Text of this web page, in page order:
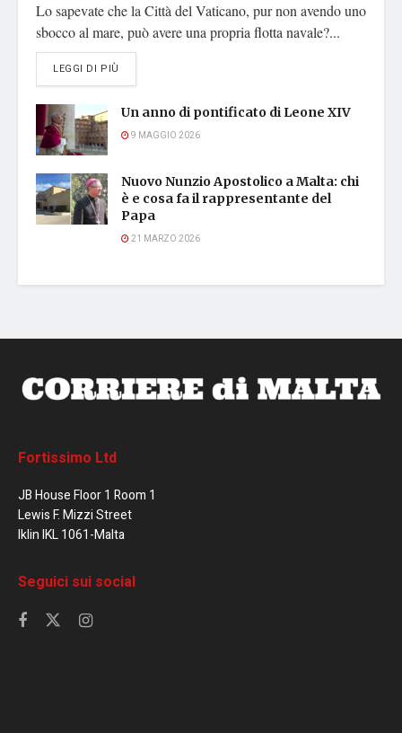
Lo sapevate che la Città del Vaticano, pur non avendo uno
sbocco al mare, può avere una propria flotta navale?...
LEGGI DI PIÙ
Un anno di pontificato di Leone XIV
9 MAGGIO 2026
Nuovo Nunzio Apostolico a Malta: chi
è e cosa fa il rappresentante del
Papa
21 MARZO 2026
Fortissimo Ltd
JB House Floor 1 Room 1
Lewis F. Mizzi Street
Iklin IKL 1061-Malta
Seguici sui social